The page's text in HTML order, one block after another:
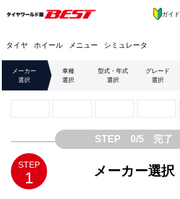
タイヤ ホイール メニュー シミュレータ
ガイド
メーカー
選択
車種
選択
型式・年式
選択
グレード
選択
STEP 0/5 完了
STEP
1 メーカー選択